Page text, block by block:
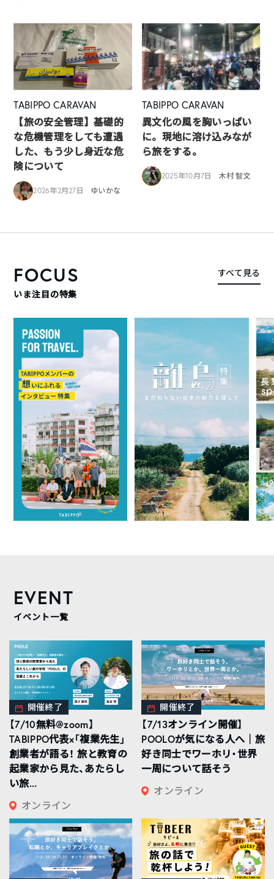
TABIPPO CARAVAN
【旅の安全管理】基礎的
な危機管理をしても遭遇
した、もう少し身近な危
険について
2026年2月27日 ゆいかな
TABIPPO CARAVAN
異文化の風を胸いっぱい
に。現地に溶け込みなが
ら旅をする。
2025年10月7日 木村 智文
FOCUS
いま注目の特集
すべて見る
EVENT
イベント一覧
開催終了
【7/10無料@zoom】
TABIPPO代表×「複業先生」
創業者が語る！ 旅と教育の
起業家から見た、あたらし
い旅...
オンライン
開催終了
【7/13オンライン開催】
POOLOが気になる人へ｜旅
好き同士でワーホリ・世界
一周について話そう
オンライン